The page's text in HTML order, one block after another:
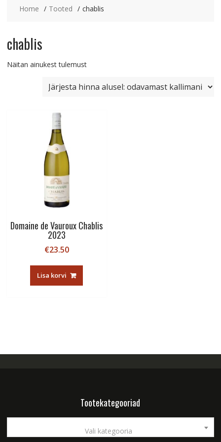
Home Tooted chablis
chablis
Näitan ainukest tulemust
Domaine de Vauroux Chablis
2023
€23.50
Lisa korvi
Tootekategooriad
Vali kategooria